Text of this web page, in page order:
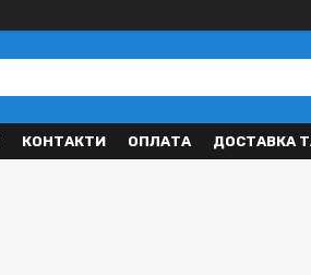
КОНТАКТИ ОПЛАТА ДОСТАВКА